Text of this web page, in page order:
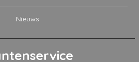
Nieuws